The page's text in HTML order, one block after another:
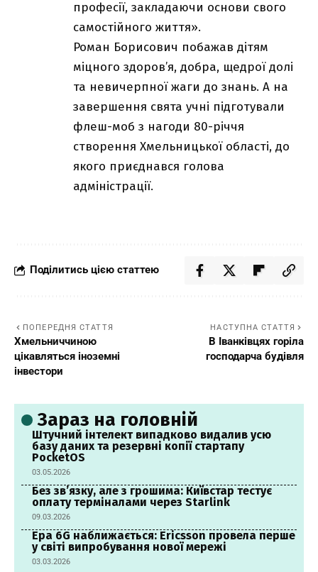
професії, закладаючи основи свого
самостійного життя».
Роман Борисович побажав дітям
міцного здоров’я, добра, щедрої долі
та невичерпної жаги до знань. А на
завершення свята учні підготували
флеш-моб з нагоди 80-річчя
створення Хмельницької області, до
якого приєднався голова
адміністрації.
Поділитись цією статтею
ПОПЕРЕДНЯ СТАТТЯ
Хмельниччиною
цікавляться іноземні
інвестори
НАСТУПНА СТАТТЯ
В Іванківцях горіла
господарча будівля
Зараз на головній
Штучний інтелект випадково видалив усю
базу даних та резервні копії стартапу
PocketOS
03.05.2026
Без зв’язку, але з грошима: Київстар тестує
оплату терміналами через Starlink
09.03.2026
Ера 6G наближається: Ericsson провела перше
у світі випробування нової мережі
03.03.2026